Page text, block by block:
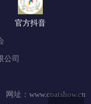
官方抖音
公司
网址：www.coatshow.cn